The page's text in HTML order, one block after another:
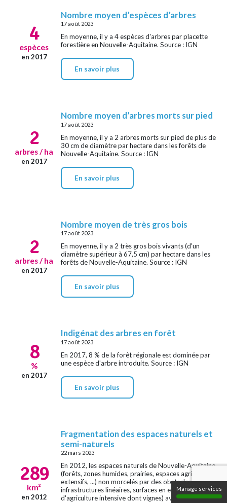
4
espèces
en 2017
Nombre moyen d’espèces d’arbres
17 août 2023
En moyenne, il y a 4 espèces d'arbres par placette
forestière en Nouvelle-Aquitaine. Source : IGN
En savoir plus
2
arbres / ha
en 2017
Nombre moyen d’arbres morts sur pied
17 août 2023
En moyenne, il y a 2 arbres morts sur pied de plus de
30 cm de diamètre par hectare dans les forêts de
Nouvelle-Aquitaine. Source : IGN
En savoir plus
2
arbres / ha
en 2017
Nombre moyen de très gros bois
17 août 2023
En moyenne, il y a 2 très gros bois vivants (d'un
diamètre supérieur à 67,5 cm) par hectare dans les
forêts de Nouvelle-Aquitaine. Source : IGN
En savoir plus
8
%
en 2017
Indigénat des arbres en forêt
17 août 2023
En 2017, 8 % de la forêt régionale est dominée par
une espèce d'arbre introduite. Source : IGN
En savoir plus
289
km²
en 2012
Fragmentation des espaces naturels et
semi-naturels
22 mars 2023
En 2012, les espaces naturels de Nouvelle-Aquitaine
(forêts, zones humides, prairies, espaces agricoles
extensifs, ...) non morcelés par des obstacles (villes,
infrastructures linéaires, surfaces en eau, espaces
d'agriculture intensive dont vignes) avaient une
Manage services